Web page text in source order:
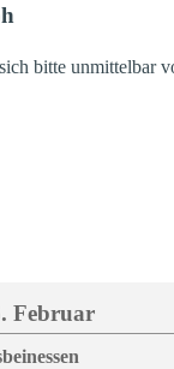
bitte unmittelbar
Februar